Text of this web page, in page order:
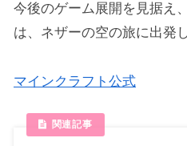
今後のゲーム展開を見据え
は、ネザーの空の旅に出発
マインクラフト公式